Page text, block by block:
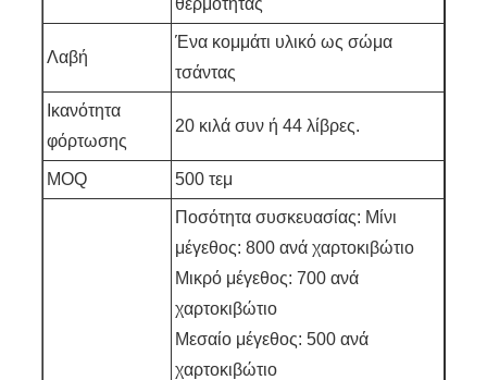
Λαβή
Ένα κομμάτι υλικό ως σώμα
τσάντας
Ικανότητα
φόρτωσης
20 κιλά συν ή 44 λίβρες.
MOQ 500 τεμ
Ποσότητα συσκευασίας: Μίνι
μέγεθος: 800 ανά χαρτοκιβώτιο
Μικρό μέγεθος: 700 ανά
χαρτοκιβώτιο
Μεσαίο μέγεθος: 500 ανά
χαρτοκιβώτιο